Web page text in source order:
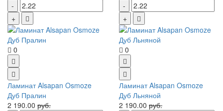
0
Ламинат Alsapan Osmoze
Дуб Пралин
2 190.00 руб.
0
Ламинат Alsapan Osmoze
Дуб Льняной
2 190.00 руб.